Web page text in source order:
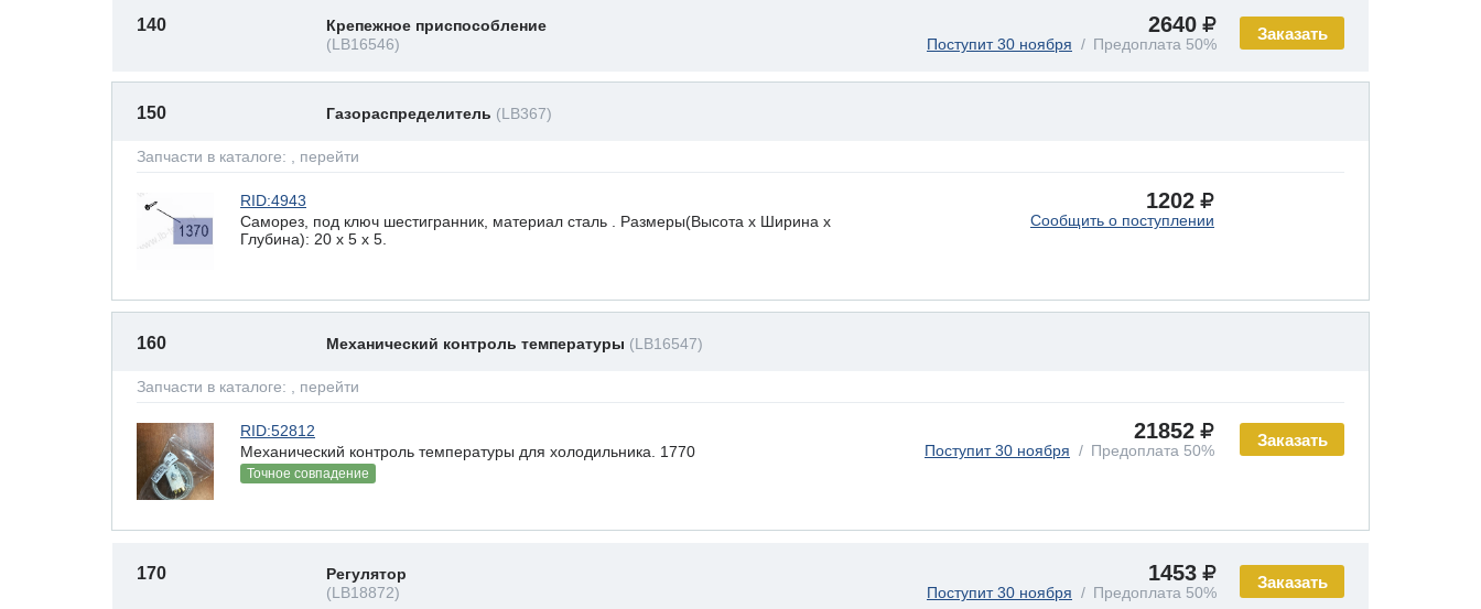
Заказать
140
Крепежное приспособление
(LB16546)
2640
Поступит 30 ноября Предоплата 50%
150 Газораспределитель (LB367)
Запчасти в каталоге: , перейти
RID:4943
Саморез, под ключ шестигранник, материал сталь . Размеры(Высота х Ширина х
Глубина): 20 x 5 х 5.
1202
Сообщить о поступлении
160 Механический контроль температуры (LB16547)
Запчасти в каталоге: , перейти
Заказать
RID:52812
Механический контроль температуры для холодильника. 1770
Точное совпадение
21852
Поступит 30 ноября Предоплата 50%
Заказать
170
Регулятор
(LB18872)
1453
Поступит 30 ноября Предоплата 50%